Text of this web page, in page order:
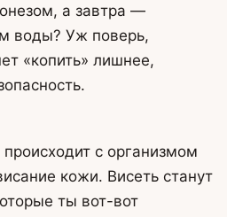
а завтра —
воды? Уж поверь,
«копить» лишнее,
с организмом
кожи. Висеть станут
ты вот-вот